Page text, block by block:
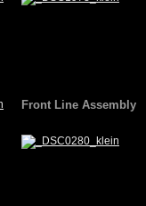
Front Line Assembly